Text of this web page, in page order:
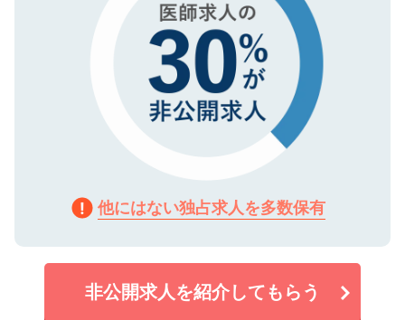
他にはない独占求人を多数保有
非公開求人を紹介してもらう